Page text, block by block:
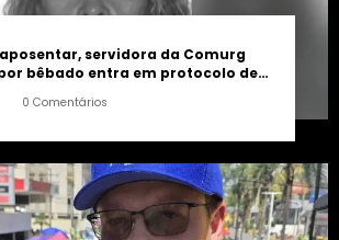
aposentar, servidora da Comurg
bêbado entra em protocolo de
0 Comentários